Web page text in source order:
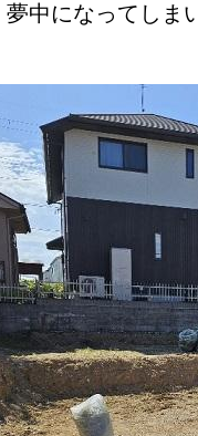
中になってしま